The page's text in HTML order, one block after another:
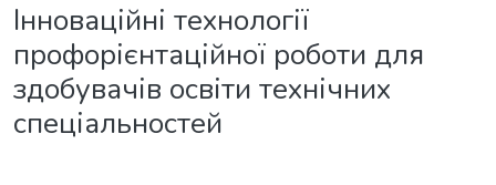
Інноваційні технології
профорієнтаційної роботи для
здобувачів освіти технічних
спеціальностей